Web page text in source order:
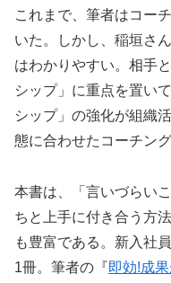
これまで、筆者はコー
いた。しかし、稲垣さ
はわかりやすい。相手
シップ」に重点を置い
シップ」の強化が組織
態に合わせたコーチン
本書は、「言いづらい
ちと上手に付き合う方
も豊富である。新入社
1冊。筆者の『即効!成